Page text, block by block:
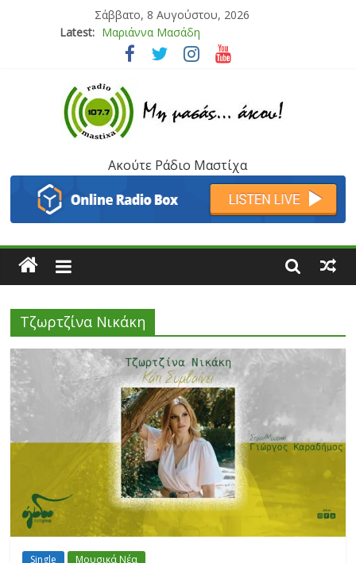
Σάββατο, 8 Αυγούστου, 2026
Latest: Μαριάννα Μασάδη
Τάνια Μπρεάζου
Μάνος Τρυπιάς & Γιώργος Στρατάκης
Ιορδάνης Αγαπητός
Ακούτε Ράδιο Μαστίχα
Τζωρτζίνα Νικάκη
Single Μουσικά Νέα